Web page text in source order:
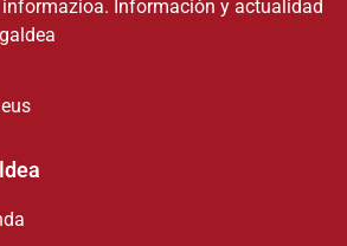
Información y actualidad